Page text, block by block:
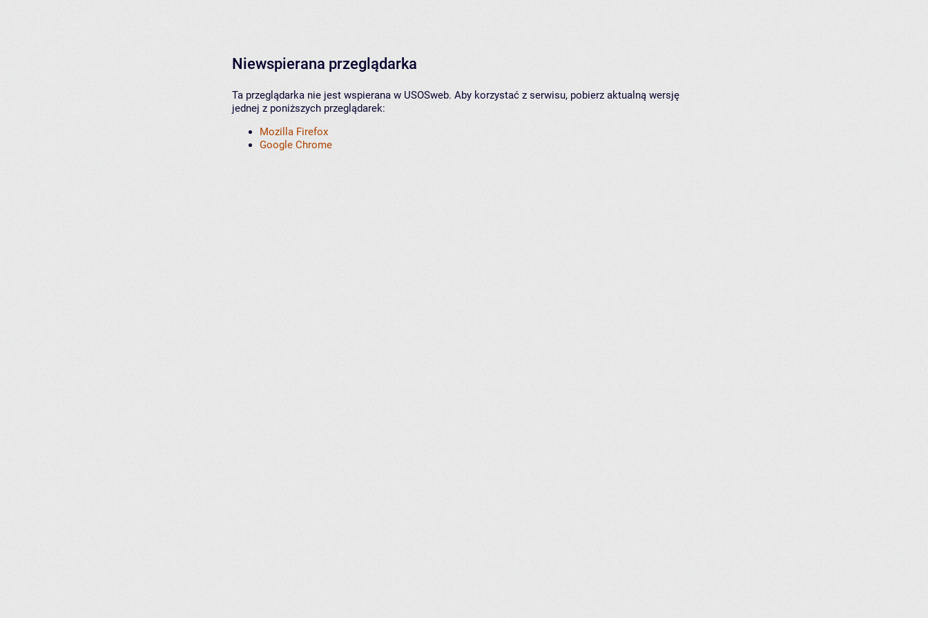
Niewspierana przeglądarka
Ta przeglądarka nie jest wspierana w USOSweb. Aby korzystać z serwisu, pobierz aktualną wersję
jednej z poniższych przeglądarek:
Mozilla Firefox
Google Chrome